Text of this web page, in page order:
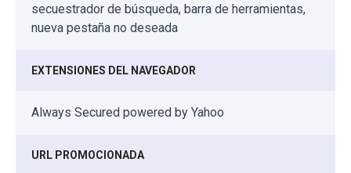
secuestrador de búsqueda, barra de herramientas,
nueva pestaña no deseada
EXTENSIONES DEL NAVEGADOR
Always Secured powered by Yahoo
URL PROMOCIONADA